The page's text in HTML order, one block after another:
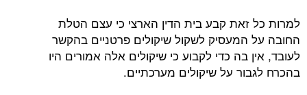
למרות כל זאת קבע בית הדין הארצי כי עצם הטלת
החובה על המעסיק לשקול שיקולים פרטניים בהקשר
לעובד, אין בה כדי לקבוע כי שיקולים אלה אמורים היו
בהכרח לגבור על שיקולים מערכתיים.